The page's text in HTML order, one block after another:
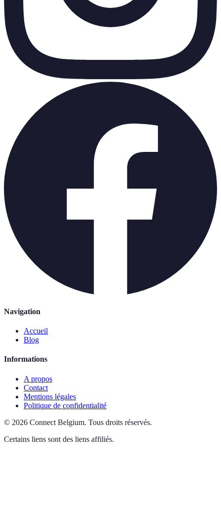
Navigation
Accueil
Blog
Informations
A propos
Contact
Mentions légales
Politique de confidentialité
© 2026 Connect Belgium. Tous droits réservés.
Certains liens sont des liens affiliés.